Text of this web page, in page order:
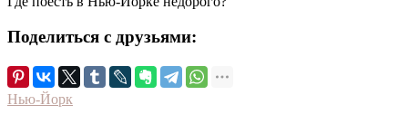
Поделиться с друзьями:
Нью-Йорк